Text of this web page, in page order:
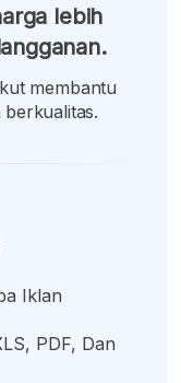
lebih
membantu
Iklan
PDF, Dan